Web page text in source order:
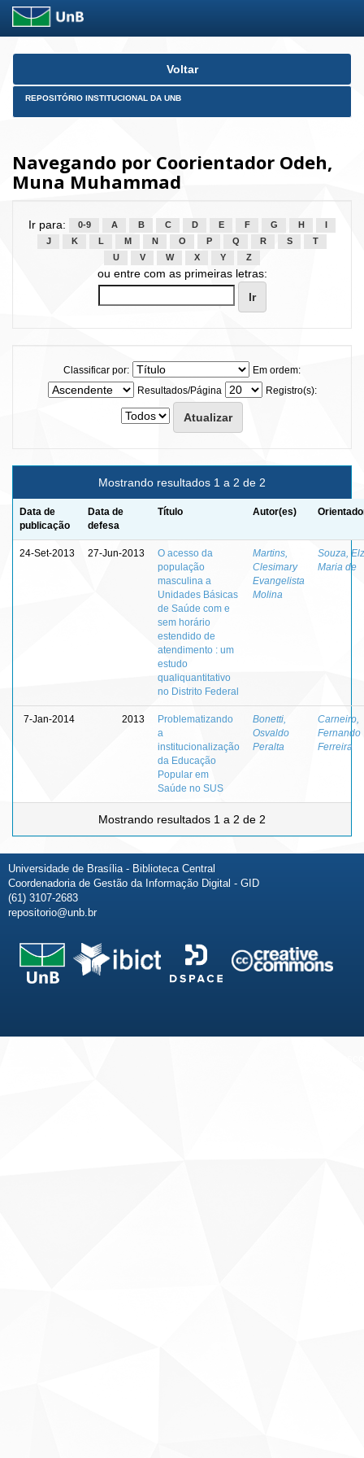
Skip
Voltar
REPOSITÓRIO INSTITUCIONAL DA UNB
Navegando por Coorientador Odeh,
Muna Muhammad
Ir para: 0-9 A B C D E F G H
J
K L M N O P Q R S
T
U
V W X Y Z
ou entre com as primeiras letras:
Classificar por:
Em ordem:
Resultados/Página
Registro(s):
Mostrando resultados 1 a 2 de 2
Data de
publicação
Data de
defesa
Título Autor(es)
24-Set-2013 27-Jun-2013
O acesso da
população
masculina a
Unidades Básicas
de Saúde com e
sem horário
estendido de
atendimento : um
estudo
qualiquantitativo
no Distrito Federal
Martins,
Clesimary
Evangelista
Molina
Souza,
Maria de
7-Jan-2014 2013
Problematizando
a
institucionalização
da Educação
Popular em
Saúde no SUS
Bonetti,
Osvaldo
Peralta
Carneiro,
Fernando
Ferreira
Mostrando resultados 1 a 2 de 2
Universidade de Brasília - Biblioteca Central
Coordenadoria de Gestão da Informação Digital - GID
(61) 3107-2683
repositorio@unb.br